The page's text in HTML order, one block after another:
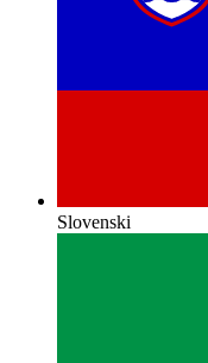
Slovenski